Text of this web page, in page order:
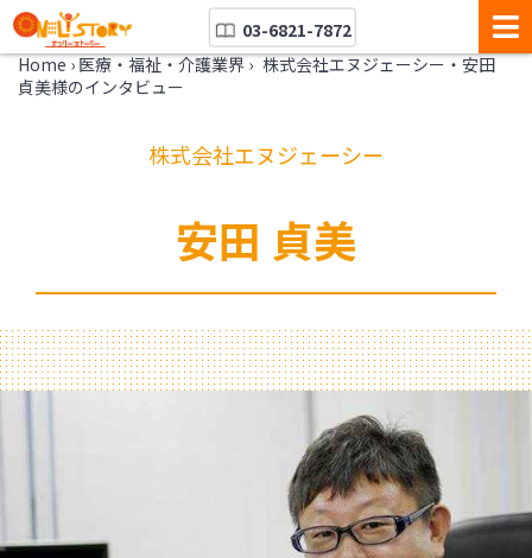
03-6821-7872
Home › 医療・福祉・介護業界 › 株式会社エヌジェーシー・安田
貞美様のインタビュー
株式会社エヌジェーシー
安田 貞美